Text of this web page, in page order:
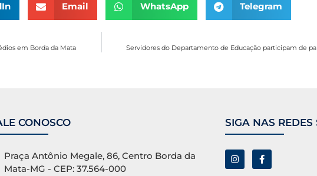
Email WhatsApp Telegram
em Borda da Mata Servidores do Departamento de Educação participam de
CONOSCO
Praça Antônio Megale, 86, Centro Borda da
Mata-MG - CEP: 37.564-000
SIGA NAS REDES